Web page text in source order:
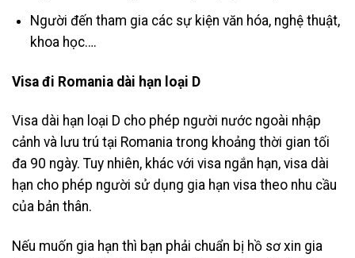
Người đến tham gia các sự kiện văn hóa, nghệ thuật,
khoa học….
Visa đi Romania dài hạn loại D
Visa dài hạn loại D cho phép người nước ngoài nhập
cảnh và lưu trú tại Romania trong khoảng thời gian tối
đa 90 ngày. Tuy nhiên, khác với visa ngắn hạn, visa dài
hạn cho phép người sử dụng gia hạn visa theo nhu cầu
của bản thân.
Nếu muốn gia hạn thì bạn phải chuẩn bị hồ sơ xin gia